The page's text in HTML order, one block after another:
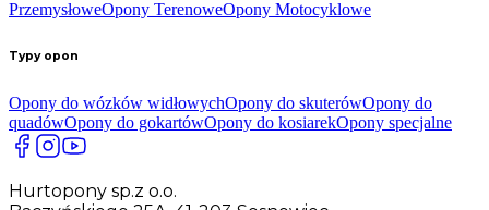
PrzemysłoweOpony TerenoweOpony Motocyklowe
Typy opon
Opony do wózków widłowychOpony do skuterówOpony do
quadówOpony do gokartówOpony do kosiarekOpony specjalne
Hurtopony sp.z o.o.